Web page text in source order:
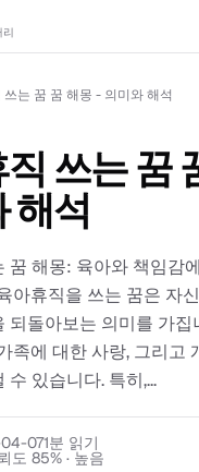
리
쓰는 꿈 꿈 해몽 - 의미와 해석
쓰는 꿈
해석
꿈 해몽: 육아와 책임감
아휴직을 쓰는 꿈은 자
되돌아보는 의미를 가집
족에 대한 사랑, 그리고
수 있습니다. 특히,...
071분 읽기
도 85% · 높음